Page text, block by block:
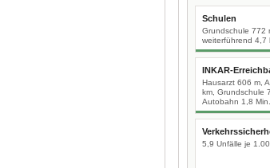
Schulen
Grundschule 772
weiterführend 4,7
INKAR-
Hausarzt 606 m,
km, Grundschule
Autobahn 1,8 Min.
5,9 Unfälle je